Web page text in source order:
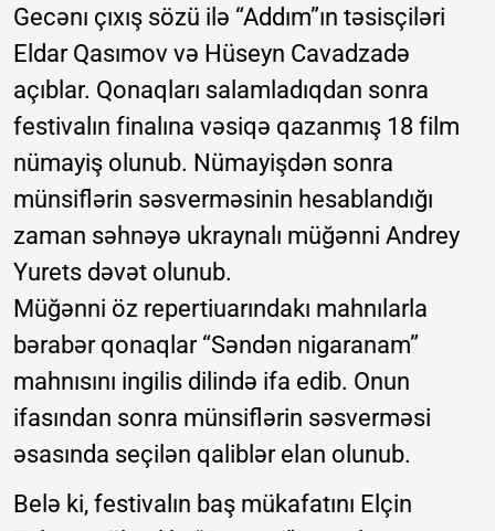
Gecənı çıxış sözü ilə “Addım”ın təsisçiləri
Eldar Qasımov və Hüseyn Cavadzadə
açıblar. Qonaqları salamladıqdan sonra
festivalın finalına vəsiqə qazanmış 18 film
nümayiş olunub. Nümayişdən sonra
münsiflərin səsverməsinin hesablandığı
zaman səhnəyə ukraynalı müğənni Andrey
Yurets dəvət olunub.
Müğənni öz repertiuarındakı mahnılarla
bərabər qonaqlar “Səndən nigaranam”
mahnısını ingilis dilində ifa edib. Onun
ifasından sonra münsiflərin səsverməsi
əsasında seçilən qaliblər elan olunub.
Belə ki, festivalın baş mükafatını Elçin